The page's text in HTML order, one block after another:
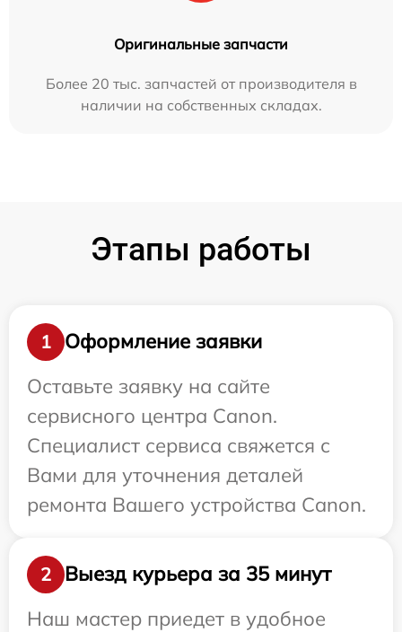
Оригинальные запчасти
Более 20 тыс. запчастей от производителя в
наличии на собственных складах.
Этапы работы
1
Оформление заявки
Оставьте заявку на сайте
сервисного центра Canon.
Специалист сервиса свяжется с
Вами для уточнения деталей
ремонта Вашего устройства Canon.
2
Выезд курьера за 35 минут
Наш мастер приедет в удобное